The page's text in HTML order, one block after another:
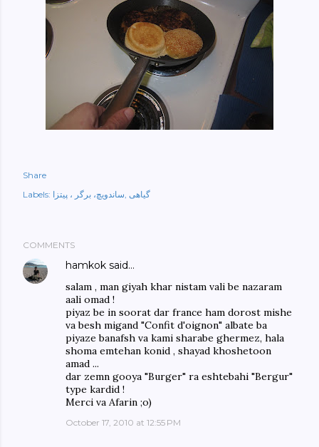
Share
Labels: ساندویچ، برگر ، پیتزا گیاهی
COMMENTS
hamkok said…
salam , man giyah khar nistam vali be nazaram
aali omad !
piyaz be in soorat dar france ham dorost mishe
va besh migand "Confit d'oignon" albate ba
piyaze banafsh va kami sharabe ghermez, hala
shoma emtehan konid , shayad khoshetoon
amad ...
dar zemn gooya "Burger" ra eshtebahi "Bergur"
type kardid !
Merci va Afarin ;o)
October 17, 2010 at 12:55 PM